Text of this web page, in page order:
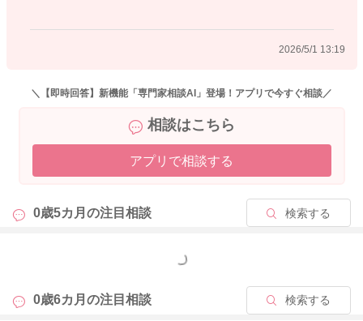
2026/5/1 13:19
＼【即時回答】新機能「専門家相談AI」登場！アプリで今すぐ相談／
相談はこちら
アプリで相談する
0歳5カ月の注目相談 検索する
もっと見る
0歳6カ月の注目相談 検索する